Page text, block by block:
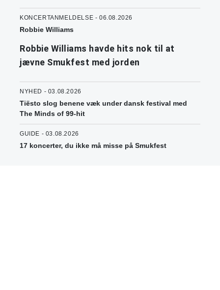
KONCERTANMELDELSE - 06.08.2026
Robbie Williams
Robbie Williams havde hits nok til at
jævne Smukfest med jorden
NYHED - 03.08.2026
Tiësto slog benene væk under dansk festival med
The Minds of 99-hit
GUIDE - 03.08.2026
17 koncerter, du ikke må misse på Smukfest